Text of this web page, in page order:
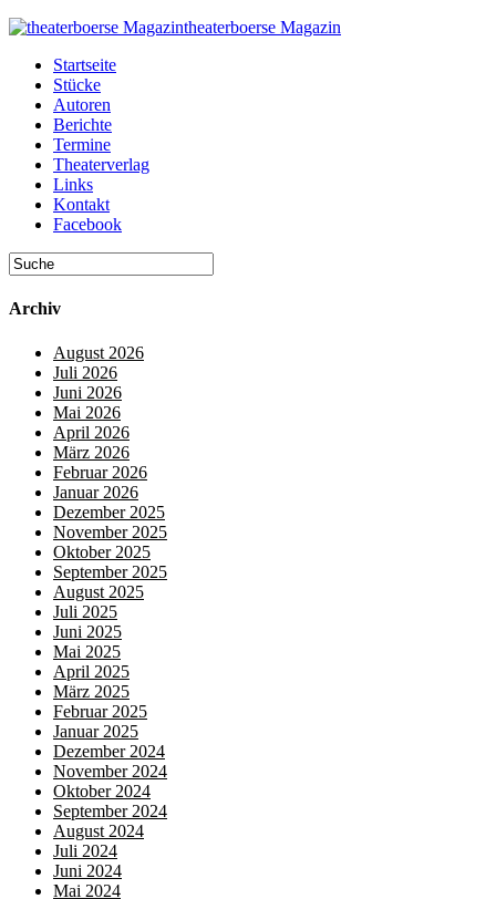
theaterboerse Magazin
Startseite
Stücke
Autoren
Berichte
Termine
Theaterverlag
Links
Kontakt
Facebook
Archiv
August 2026
Juli 2026
Juni 2026
Mai 2026
April 2026
März 2026
Februar 2026
Januar 2026
Dezember 2025
November 2025
Oktober 2025
September 2025
August 2025
Juli 2025
Juni 2025
Mai 2025
April 2025
März 2025
Februar 2025
Januar 2025
Dezember 2024
November 2024
Oktober 2024
September 2024
August 2024
Juli 2024
Juni 2024
Mai 2024